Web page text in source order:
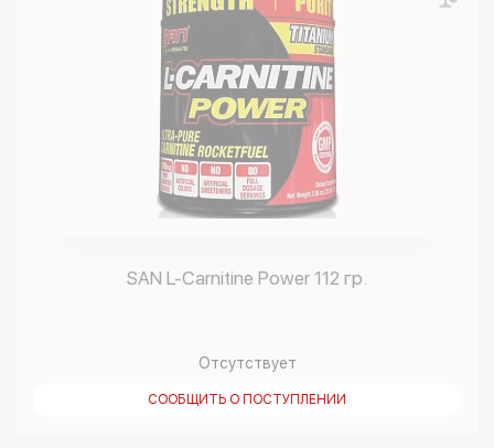
SAN L-Carnitine Power 112 гр.
Отсутствует
СООБЩИТЬ О ПОСТУПЛЕНИИ